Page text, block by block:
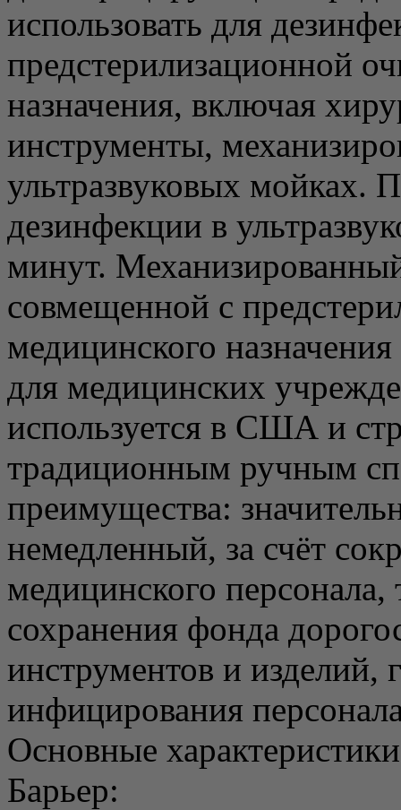
использовать для
предстерилизационной
назначения, включая
инструменты,
ультразвуковых мойках.
дезинфекции в
минут.
совмещенной с
медицинского
для медицинских
используется в США и
традиционным ручным
преимущества:
немедленный, за счёт
медицинского персонала,
сохранения фонда
инструментов и изделий,
инфицирования
Основные
Барьер: